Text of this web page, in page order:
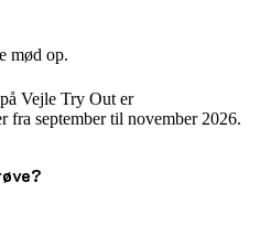
mød op.
Vejle Try Out er
fra september til november 2026.